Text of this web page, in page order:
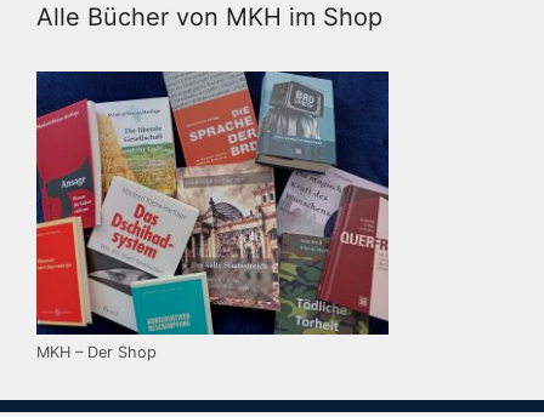
Alle Bücher von MKH im Shop
MKH – Der Shop